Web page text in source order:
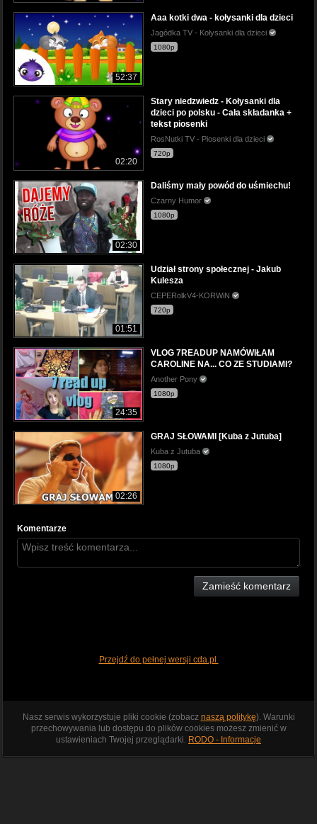
52:37
Aaa kotki dwa - kołysanki dla dzieci
Jagódka TV - Kołysanki dla dzieci
1080p
02:20
Stary niedzwiedz - Kołysanki dla
dzieci po polsku - Cała składanka +
tekst piosenki
RosNutki TV - Piosenki dla dzieci
720p
02:30
Daliśmy mały powód do uśmiechu!
Czarny Humor
1080p
01:51
Udział strony społecznej - Jakub
Kulesza
CEPERolkV4-KORWiN
720p
24:35
VLOG 7READUP NAMÓWIŁAM
CAROLINE NA... CO ZE STUDIAMI?
Another Pony
1080p
02:26
GRAJ SŁOWAMI [Kuba z Jutuba]
Kuba z Jutuba
1080p
Komentarze
Zamieść komentarz
Przejdź do pełnej wersji cda.pl
Nasz serwis wykorzystuje pliki cookie (zobacz naszą politykę). Warunki
przechowywania lub dostępu do plików cookies możesz zmienić w
ustawieniach Twojej przeglądarki. RODO - Informacje